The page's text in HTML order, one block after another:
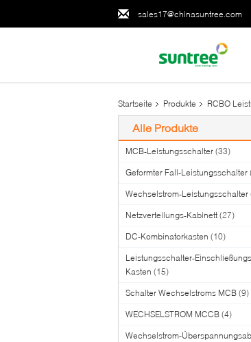
sales17@chinasuntree.com
Startseite Produkte RCBO
Alle Produkte
MCB-Leistungsschalter (33)
Geformter Fall-Leistungsschalter
Wechselstrom-Leistungsschalter
Netzverteilungs-Kabinett (27)
DC-Kombinatorkasten (10)
Leistungsschalter-
Kasten (15)
Schalter Wechselstroms MCB (9)
WECHSELSTROM MCCB (4)
Wechselstrom-